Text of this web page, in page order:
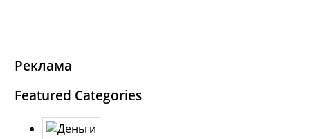
Реклама
Featured Categories